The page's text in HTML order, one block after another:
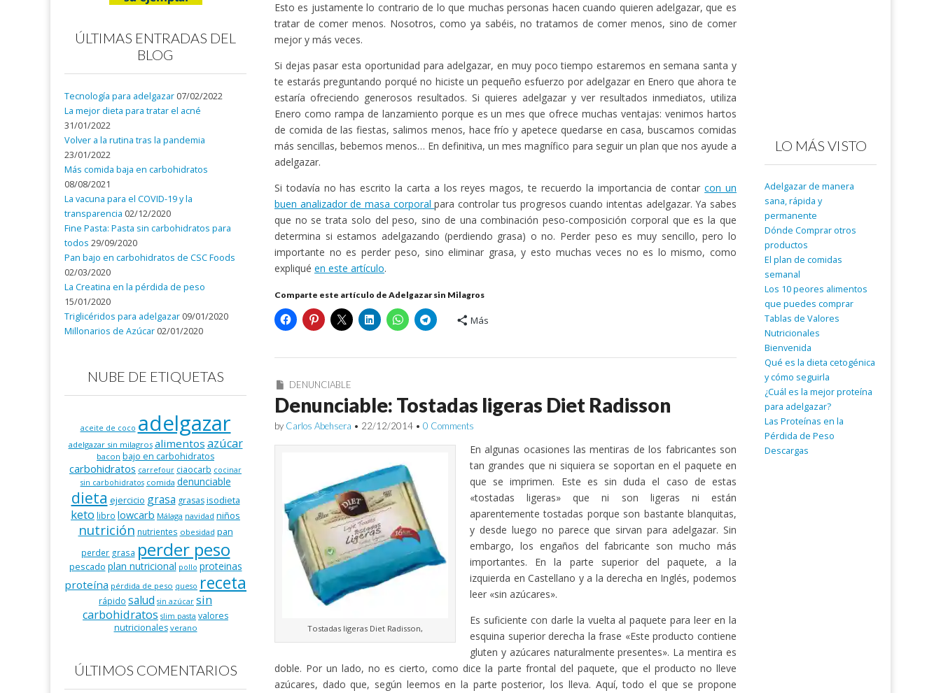
Esto es justamente lo contrario de lo que muchas personas hacen cuando quieren adelgazar, que es
tratar de comer menos. Nosotros, como ya sabéis, no tratamos de comer menos, sino de comer
mejor y más veces.
Si dejas pasar esta oportunidad para adelgazar, en muy poco tiempo estaremos en semana santa y
te estarás preguntando porqué no hiciste un pequeño esfuerzo por adelgazar en Enero que ahora te
estaría ofreciendo generosos resultados. Si quieres adelgazar y ver resultados inmediatos, utiliza
Enero como rampa de lanzamiento porque es un mes que ofrece muchas ventajas: venimos hartos
de comida de las fiestas, salimos menos, hace frío y apetece quedarse en casa, buscamos comidas
más sencillas, bebemos menos… En definitiva, un mes magnífico para seguir un plan que nos ayude a
adelgazar.
Si todavía no has escrito la carta a los reyes magos, te recuerdo la importancia de contarcon un
buen analizador de masa corporalpara controlar tus progresos cuando intentas adelgazar. Ya sabes
que no se trata solo del peso, sino de una combinación peso-composición corporal que es la que
determina si estamos adelgazando (perdiendo grasa) o no. Perder peso es muy sencillo, pero lo
importante no es perder peso, sino eliminar grasa, y esto muchas veces no es lo mismo, como
expliqué en este artículo.
Comparte este artículo de Adelgazar sin Milagros
Más
DENUNCIABLE
Denunciable: Tostadas ligeras Diet Radisson
by Carlos Abehsera • 22/12/2014 • 0 Comments
Tostadas ligeras Diet Radisson,
En algunas ocasiones las mentiras de los fabricantes son
tan grandes que ni siquiera se soportan en el paquete en
que se imprimen. Este es sin duda el caso de estas
«tostadas ligeras» que ni son ligeras ni están
aparentemente tostadas porque son bastante blanquitas,
y desde luego no parece que sirvan para adelgazar. Sin
embargo, los engaños del fabricante son mucho más
importantes. En la parte superior del paquete, a la
izquierda en Castellano y a la derecha en Inglés, podemos
leer «sin azúcares».
Es suficiente con darle la vuelta al paquete para leer en la
esquina superior derecha la frase «Este producto contiene
gluten y azúcares naturalmente presentes». La mentira es
doble. Por un lado, no es cierto, como dice la parte frontal del paquete, que el producto no lleve
azúcares, dado que, según leemos en la parte posterior, los lleva. Aquí, todo el que se propone
ÚLTIMAS ENTRADAS DEL
BLOG
Tecnología para adelgazar 07/02/2022
La mejor dieta para tratar el acné
31/01/2022
Volver a la rutina tras la pandemia
23/01/2022
Más comida baja en carbohidratos
08/08/2021
La vacuna para el COVID-19 y la
transparencia 02/12/2020
Fine Pasta: Pasta sin carbohidratos para
todos 29/09/2020
Pan bajo en carbohidratos de CSC Foods
02/03/2020
La Creatina en la pérdida de peso
15/01/2020
Triglicéridos para adelgazar 09/01/2020
Millonarios de Azúcar 02/01/2020
NUBE DE ETIQUETAS
aceite de coco adelgazar
adelgazar sin milagros alimentos azúcar
bacon bajo en carbohidratos
carbohidratos carrefour ciaocarb cocinar
sin carbohidratos comida denunciable
dieta ejercicio grasa grasas isodieta
keto libro lowcarb Málaga navidad niños
nutrición nutrientes obesidad pan
perder grasa perder peso
pescado plan nutricional pollo proteinas
proteína pérdida de peso queso receta
rápido salud sin azúcar sin
carbohidratos slim pasta valores
nutricionales verano
ÚLTIMOS COMENTARIOS
LO MÁS VISTO
Adelgazar de manera
sana, rápida y
permanente
Dónde Comprar otros
productos
El plan de comidas
semanal
Los 10 peores alimentos
que puedes comprar
Tablas de Valores
Nutricionales
Bienvenida
Qué es la dieta cetogénica
y cómo seguirla
¿Cuál es la mejor proteína
para adelgazar?
Las Proteínas en la
Pérdida de Peso
Descargas